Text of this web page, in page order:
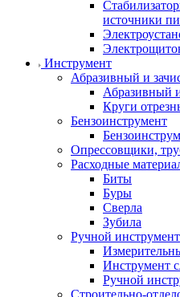
источники
Инструмент
Абразивный и
Абразивный
Круги
Бензоинструмент
Опрессовщики,
Расходные
Биты
Буры
Сверла
Зубила
Ручной инструмент
Инструмент
Ручной
Строительно-